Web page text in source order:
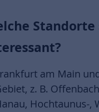
am Main
z. B.
Hochtaunus-,